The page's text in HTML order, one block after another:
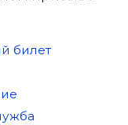
билет